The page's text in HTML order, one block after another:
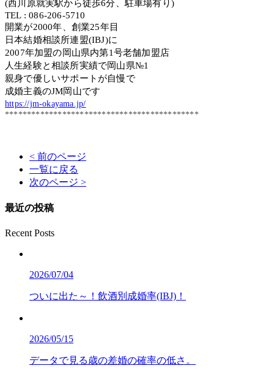
(西川原就実駅から徒歩6分、駐車場有り)
TEL : 086-206-5710
開業が2000年、創業25年目
日本結婚相談所連盟(IBJ)に
2007年加盟の岡山県内第1号老舗加盟店
人生経験と相談所実績で岡山県№1
親身で優しいサポートが自慢で
成婚主義のJM岡山です
https://jm-okayama.jp/
********************************************
< 前のページ
一覧に戻る
次のページ >
最近の投稿
Recent Posts
2026/07/04
ついに出た～！飲酒別成婚率(IBJ)！
2026/05/15
データで見る歳の差婚の確率の低さ。